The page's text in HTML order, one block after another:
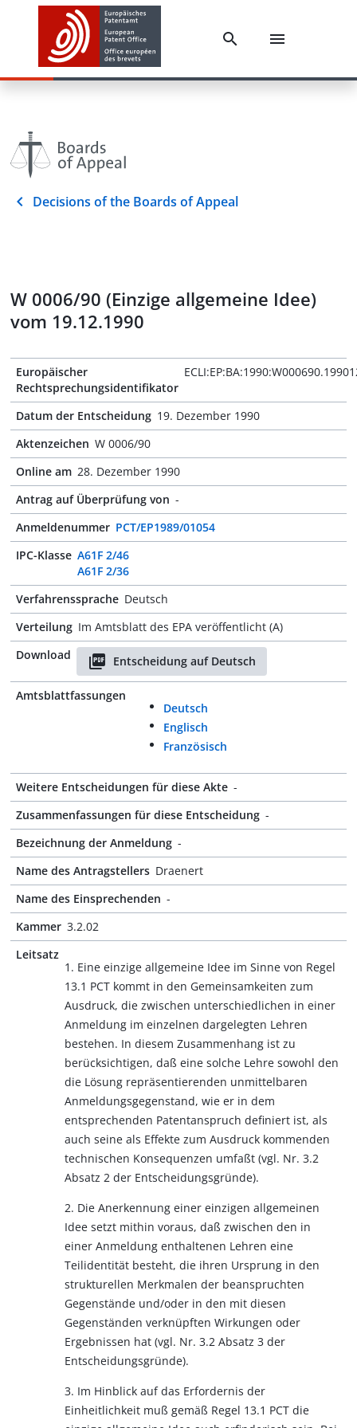
Decisions of the Boards of Appeal
W 0006/90 (Einzige allgemeine Idee)
vom 19.12.1990
Europäischer
Rechtsprechungsidentifikator
Datum der Entscheidung 19. Dezember 1990
Aktenzeichen W 0006/90
Online am 28. Dezember 1990
Antrag auf Überprüfung von -
Anmeldenummer PCT/EP1989/01054
IPC-Klasse A61F 2/46
A61F 2/36
Verfahrenssprache Deutsch
Verteilung Im Amtsblatt des EPA veröffentlicht (A)
Download
Entscheidung auf Deutsch
Amtsblattfassungen
Deutsch
Englisch
Französisch
Weitere Entscheidungen für diese Akte -
Zusammenfassungen für diese Entscheidung -
Bezeichnung der Anmeldung -
Name des Antragstellers Draenert
Name des Einsprechenden -
Kammer 3.2.02
Leitsatz
1. Eine einzige allgemeine Idee im Sinne von Regel
13.1 PCT kommt in den Gemeinsamkeiten zum
Ausdruck, die zwischen unterschiedlichen in einer
Anmeldung im einzelnen dargelegten Lehren
bestehen. In diesem Zusammenhang ist zu
berücksichtigen, daß eine solche Lehre sowohl den
die Lösung repräsentierenden unmittelbaren
Anmeldungsgegenstand, wie er in dem
entsprechenden Patentanspruch definiert ist, als
auch seine als Effekte zum Ausdruck kommenden
technischen Konsequenzen umfaßt (vgl. Nr. 3.2
Absatz 2 der Entscheidungsgründe).
2. Die Anerkennung einer einzigen allgemeinen
Idee setzt mithin voraus, daß zwischen den in
einer Anmeldung enthaltenen Lehren eine
Teilidentität besteht, die ihren Ursprung in den
strukturellen Merkmalen der beanspruchten
Gegenstände und/oder in den mit diesen
Gegenständen verknüpften Wirkungen oder
Ergebnissen hat (vgl. Nr. 3.2 Absatz 3 der
Entscheidungsgründe).
3. Im Hinblick auf das Erfordernis der
Einheitlichkeit muß gemäß Regel 13.1 PCT die